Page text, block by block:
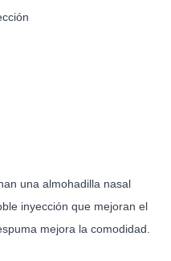
una almohadilla nasal
inyección que mejoran el
mejora la comodidad.